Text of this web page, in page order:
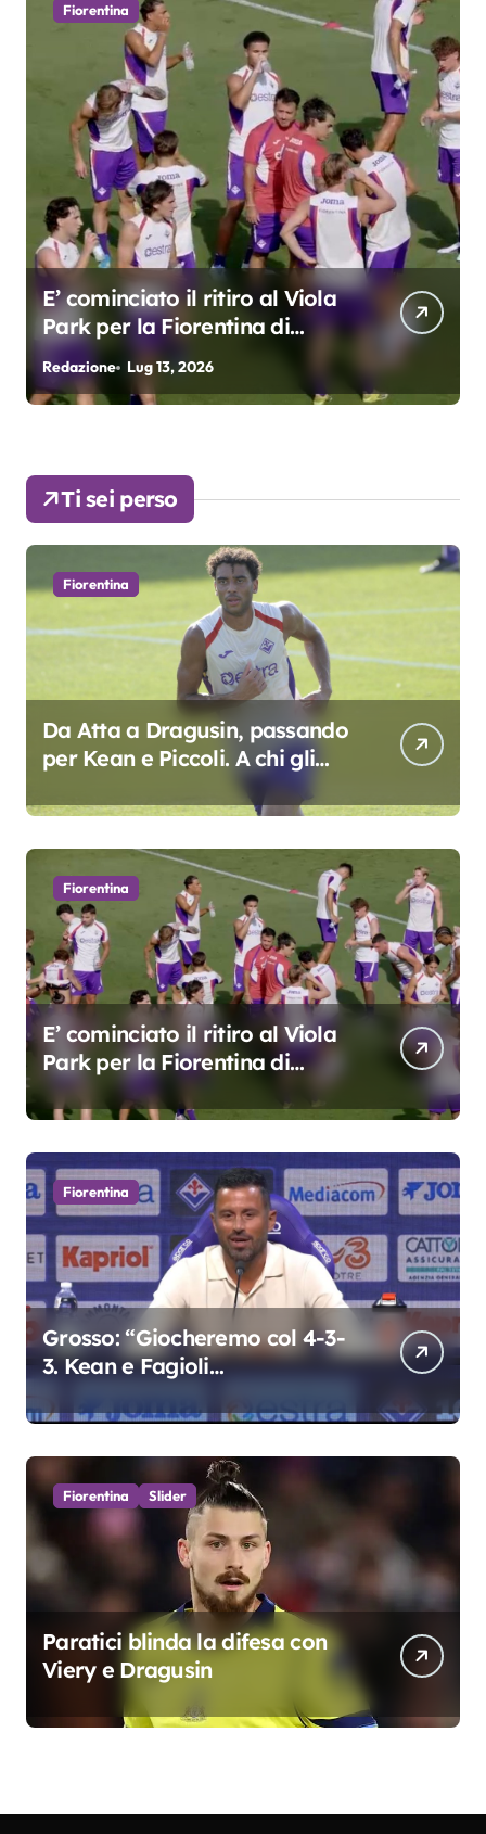
Fiorentina
E’ cominciato il ritiro al Viola
Park per la Fiorentina di
Grosso
Redazione Lug 13, 2026
Ti sei perso
Fiorentina
Da Atta a Dragusin, passando
per Kean e Piccoli. A chi gli
oscar del precampionato?
Fiorentina
E’ cominciato il ritiro al Viola
Park per la Fiorentina di
Grosso
Fiorentina
Grosso: “Giocheremo col 4-3-
3. Kean e Fagioli
colpo”
Fiorentina Slider
Paratici blinda la difesa con
Viery e Dragusin